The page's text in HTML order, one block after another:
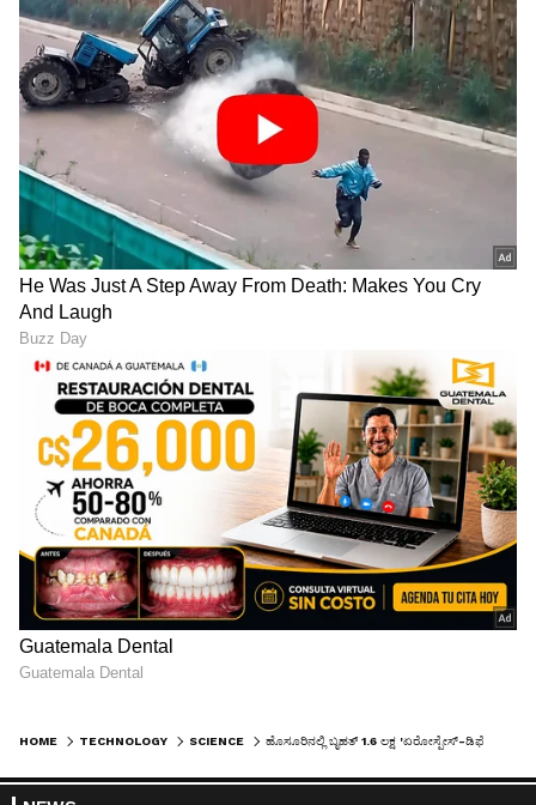
HOME TECHNOLOGY SCIENCE